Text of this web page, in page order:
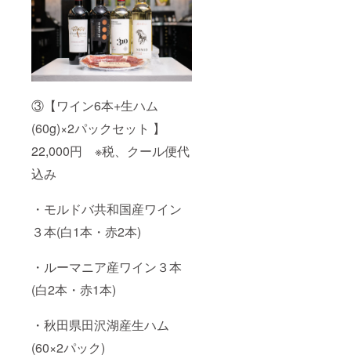
③【ワイン6本+生ハム
(60g)×2パックセット 】
22,000円 ※税、クール便代
込み
・モルドバ共和国産ワイン
３本(白1本・赤2本)
・ルーマニア産ワイン３本
(白2本・赤1本)
・秋田県田沢湖産生ハム
(60×2パック)